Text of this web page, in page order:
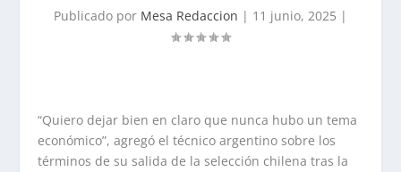
Publicado por Mesa Redaccion | 11 junio, 2025 |
“Quiero dejar bien en claro que nunca hubo un tema
económico”, agregó el técnico argentino sobre los
términos de su salida de la selección chilena tras la